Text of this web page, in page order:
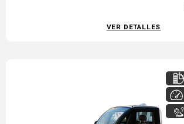
VER DETALLES